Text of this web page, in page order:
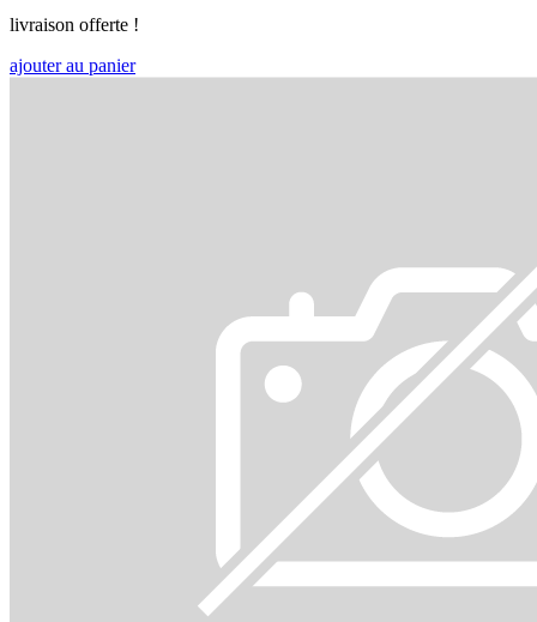
livraison offerte !
ajouter au panier